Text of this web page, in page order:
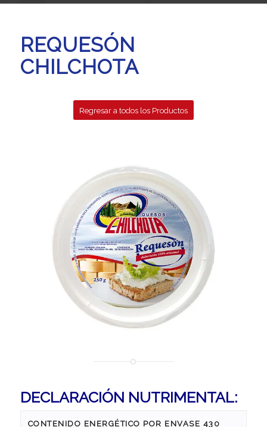
REQUESÓN
CHILCHOTA
Regresar a todos los Productos
DECLARACIÓN NUTRIMENTAL:
CONTENIDO ENERGÉTICO POR ENVASE 430